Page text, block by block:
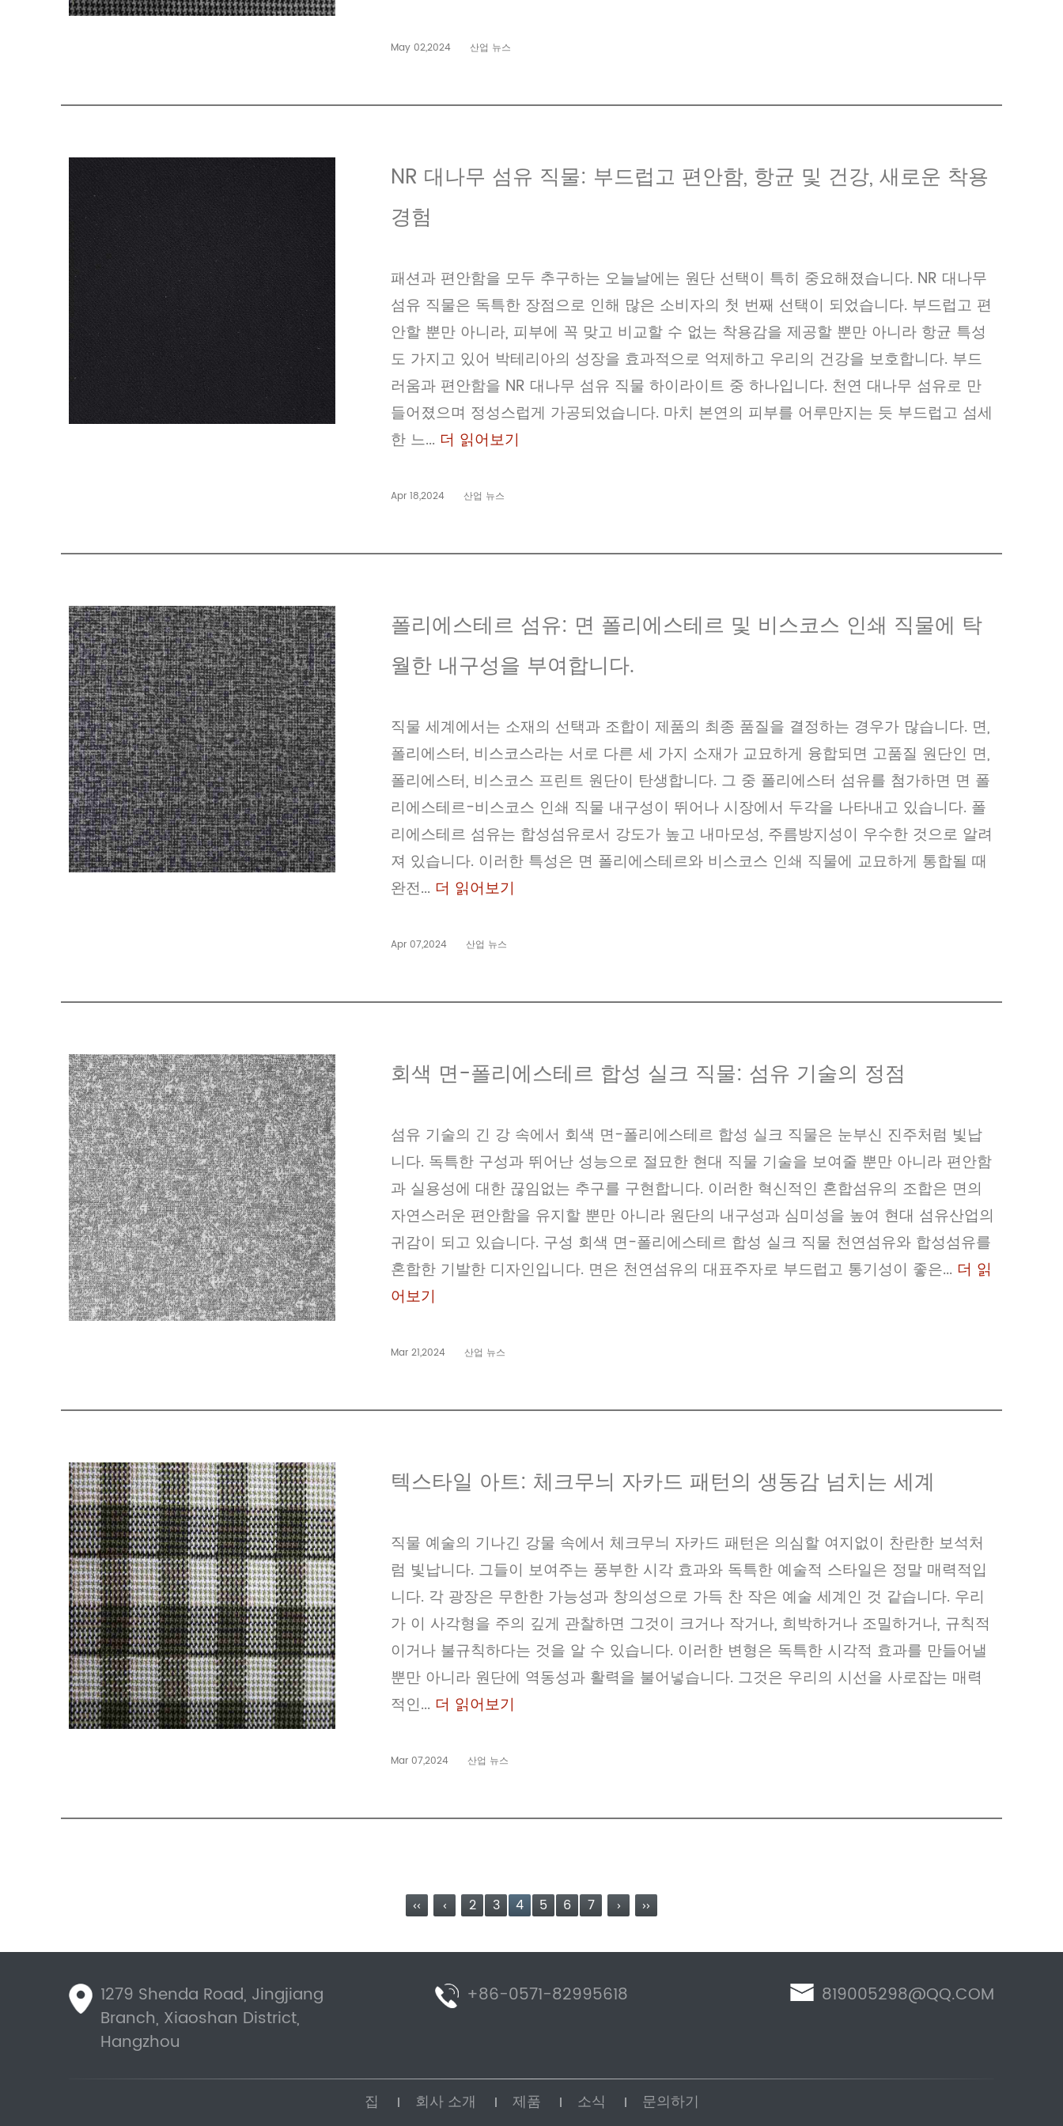
May 02,2024 산업 뉴스
NR 대나무 섬유 직물: 부드럽고 편안함, 항균 및 건강, 새로운 착용
경험
패션과 편안함을 모두 추구하는 오늘날에는 원단 선택이 특히 중요해졌습니다. NR 대나무
섬유 직물은 독특한 장점으로 인해 많은 소비자의 첫 번째 선택이 되었습니다. 부드럽고 편
안할 뿐만 아니라, 피부에 꼭 맞고 비교할 수 없는 착용감을 제공할 뿐만 아니라 항균 특성
도 가지고 있어 박테리아의 성장을 효과적으로 억제하고 우리의 건강을 보호합니다. 부드
러움과 편안함을 NR 대나무 섬유 직물 하이라이트 중 하나입니다. 천연 대나무 섬유로 만
들어졌으며 정성스럽게 가공되었습니다. 마치 본연의 피부를 어루만지는 듯 부드럽고 섬세
한 느... 더 읽어보기
Apr 18,2024 산업 뉴스
폴리에스테르 섬유: 면 폴리에스테르 및 비스코스 인쇄 직물에 탁
월한 내구성을 부여합니다.
직물 세계에서는 소재의 선택과 조합이 제품의 최종 품질을 결정하는 경우가 많습니다. 면,
폴리에스터, 비스코스라는 서로 다른 세 가지 소재가 교묘하게 융합되면 고품질 원단인 면,
폴리에스터, 비스코스 프린트 원단이 탄생합니다. 그 중 폴리에스터 섬유를 첨가하면 면 폴
리에스테르-비스코스 인쇄 직물 내구성이 뛰어나 시장에서 두각을 나타내고 있습니다. 폴
리에스테르 섬유는 합성섬유로서 강도가 높고 내마모성, 주름방지성이 우수한 것으로 알려
져 있습니다. 이러한 특성은 면 폴리에스테르와 비스코스 인쇄 직물에 교묘하게 통합될 때
완전... 더 읽어보기
Apr 07,2024 산업 뉴스
회색 면-폴리에스테르 합성 실크 직물: 섬유 기술의 정점
섬유 기술의 긴 강 속에서 회색 면-폴리에스테르 합성 실크 직물은 눈부신 진주처럼 빛납
니다. 독특한 구성과 뛰어난 성능으로 절묘한 현대 직물 기술을 보여줄 뿐만 아니라 편안함
과 실용성에 대한 끊임없는 추구를 구현합니다. 이러한 혁신적인 혼합섬유의 조합은 면의
자연스러운 편안함을 유지할 뿐만 아니라 원단의 내구성과 심미성을 높여 현대 섬유산업의
귀감이 되고 있습니다. 구성 회색 면-폴리에스테르 합성 실크 직물 천연섬유와 합성섬유를
혼합한 기발한 디자인입니다. 면은 천연섬유의 대표주자로 부드럽고 통기성이 좋은... 더 읽
어보기
Mar 21,2024 산업 뉴스
텍스타일 아트: 체크무늬 자카드 패턴의 생동감 넘치는 세계
직물 예술의 기나긴 강물 속에서 체크무늬 자카드 패턴은 의심할 여지없이 찬란한 보석처
럼 빛납니다. 그들이 보여주는 풍부한 시각 효과와 독특한 예술적 스타일은 정말 매력적입
니다. 각 광장은 무한한 가능성과 창의성으로 가득 찬 작은 예술 세계인 것 같습니다. 우리
가 이 사각형을 주의 깊게 관찰하면 그것이 크거나 작거나, 희박하거나 조밀하거나, 규칙적
이거나 불규칙하다는 것을 알 수 있습니다. 이러한 변형은 독특한 시각적 효과를 만들어낼
뿐만 아니라 원단에 역동성과 활력을 불어넣습니다. 그것은 우리의 시선을 사로잡는 매력
적인... 더 읽어보기
Mar 07,2024 산업 뉴스
‹‹ ‹ 2 3 4 5 6 7 › ››
1279 Shenda Road, Jingjiang
Branch, Xiaoshan District,
Hangzhou
+86-0571-82995618 819005298@QQ.COM
집 회사 소개 제품 소식 문의하기